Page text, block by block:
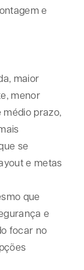
e
maior
menor
prazo,
se
e metas
que
e
focar no